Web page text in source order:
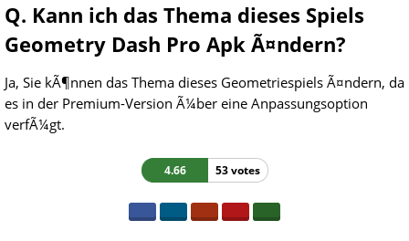
Q. Kann ich das Thema dieses Spiels
Geometry Dash Pro Apk Ã¤ndern?
Ja, Sie kÃ¶nnen das Thema dieses Geometriespiels Ã¤ndern, da
es in der Premium-Version Ã¼ber eine Anpassungsoption
verfÃ¼gt.
4.66 53 votes